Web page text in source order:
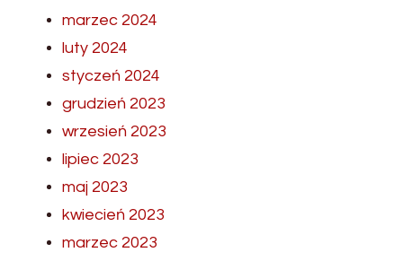
marzec 2024
luty 2024
styczeń 2024
grudzień 2023
wrzesień 2023
lipiec 2023
maj 2023
kwiecień 2023
marzec 2023